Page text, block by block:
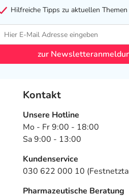
Hilfreiche Tipps zu aktuellen Themen
zur
Kontakt
Unsere Hotline
Mo - Fr 9:00 - 18:00
Sa 9:00 - 13:00
Kundenservice
030 622 000 10
Pharmazeutische Beratung